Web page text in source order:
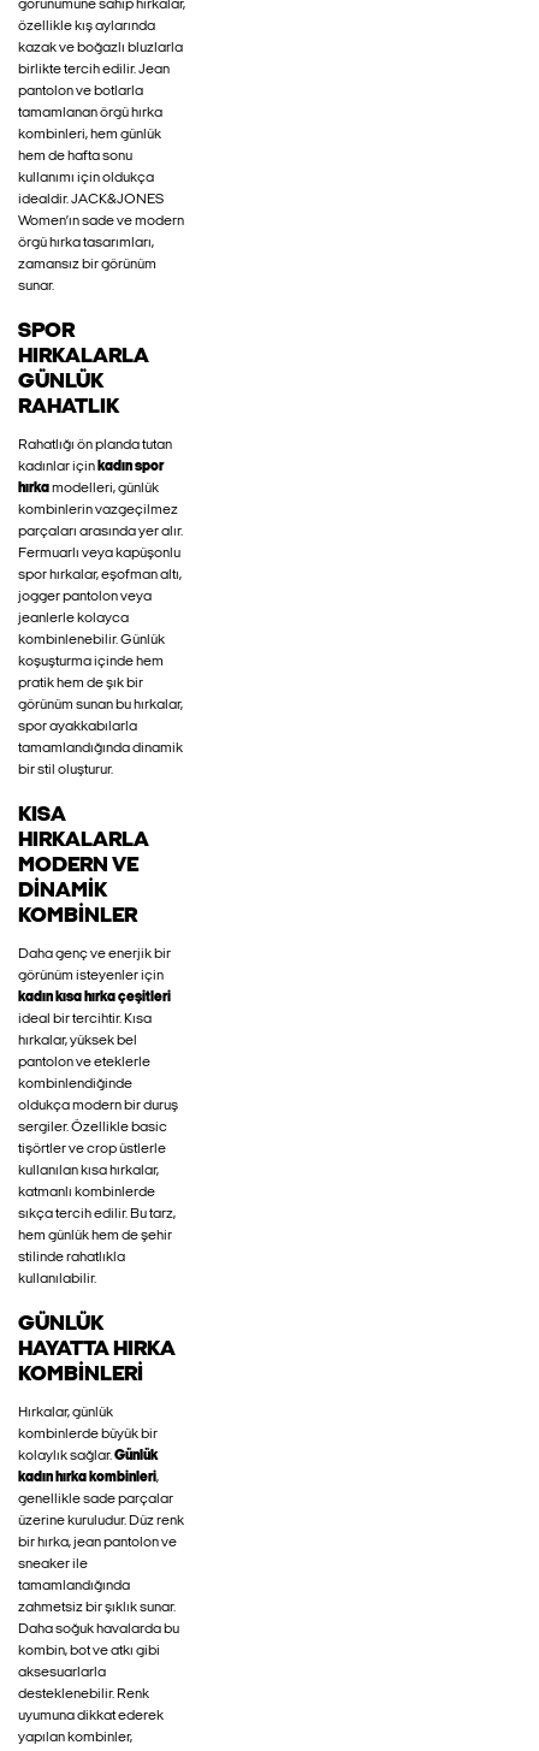
görünümüne sahip hırkalar,
özellikle kış aylarında
kazak ve boğazlı bluzlarla
birlikte tercih edilir. Jean
pantolon ve botlarla
tamamlanan örgü hırka
kombinleri, hem günlük
hem de hafta sonu
kullanımı için oldukça
idealdir. JACK&JONES
Women’ın sade ve modern
örgü hırka tasarımları,
zamansız bir görünüm
sunar.
SPOR
HIRKALARLA
GÜNLÜK
RAHATLIK
Rahatlığı ön planda tutan
kadınlar için kadın spor
hırkamodelleri, günlük
kombinlerin vazgeçilmez
parçaları arasında yer alır.
Fermuarlı veya kapüşonlu
spor hırkalar, eşofman altı,
jogger pantolon veya
jeanlerle kolayca
kombinlenebilir. Günlük
koşuşturma içinde hem
pratik hem de şık bir
görünüm sunan bu hırkalar,
spor ayakkabılarla
tamamlandığında dinamik
bir stil oluşturur.
KISA
HIRKALARLA
MODERN VE
DINAMIK
KOMBINLER
Daha genç ve enerjik bir
görünüm isteyenler için
kadın kısa hırka çeşitleri
ideal bir tercihtir. Kısa
hırkalar, yüksek bel
pantolon ve eteklerle
kombinlendiğinde
oldukça modern bir duruş
sergiler. Özellikle basic
tişörtler ve crop üstlerle
kullanılan kısa hırkalar,
katmanlı kombinlerde
sıkça tercih edilir. Bu tarz,
hem günlük hem de şehir
stilinde rahatlıkla
kullanılabilir.
GÜNLÜK
HAYATTA HIRKA
KOMBINLERI
Hırkalar, günlük
kombinlerde büyük bir
kolaylık sağlar.Günlük
kadın hırka kombinleri,
genellikle sade parçalar
üzerine kuruludur. Düz renk
bir hırka, jean pantolon ve
sneaker ile
tamamlandığında
zahmetsiz bir şıklık sunar.
Daha soğuk havalarda bu
kombin, bot ve atkı gibi
aksesuarlarla
desteklenebilir. Renk
uyumuna dikkat ederek
yapılan kombinler,